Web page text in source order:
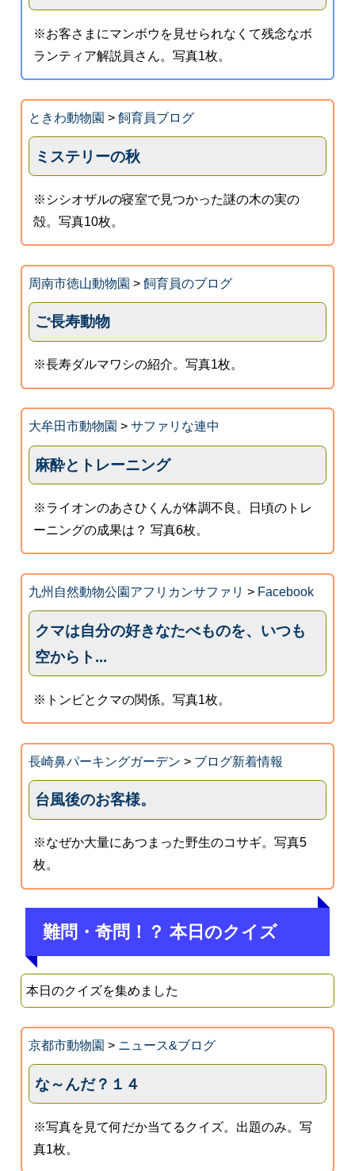
※お客さまにマンボウを見せられなくて残念なボ
ランティア解説員さん。写真1枚。
ときわ動物園 > 飼育員ブログ
ミステリーの秋
※シシオザルの寝室で見つかった謎の木の実の
殻。写真10枚。
周南市徳山動物園 > 飼育員のブログ
ご長寿動物
※長寿ダルマワシの紹介。写真1枚。
大牟田市動物園 > サファリな連中
麻酔とトレーニング
※ライオンのあさひくんが体調不良。日頃のトレ
ーニングの成果は？ 写真6枚。
九州自然動物公園アフリカンサファリ > Facebook
クマは自分の好きなたべものを、いつも
空からト...
※トンビとクマの関係。写真1枚。
長崎鼻パーキングガーデン > ブログ新着情報
台風後のお客様。
※なぜか大量にあつまった野生のコサギ。写真5
枚。
難問・奇問！？ 本日のクイズ
本日のクイズを集めました
京都市動物園 > ニュース&ブログ
な～んだ？１４
※写真を見て何だか当てるクイズ。出題のみ。写
真1枚。